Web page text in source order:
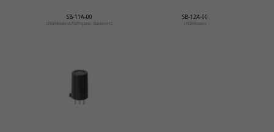
SB-11A-00
LNG(Metano)/LPG(Propano, Butano)/H2
SB-12A-00
LNG(Metano)